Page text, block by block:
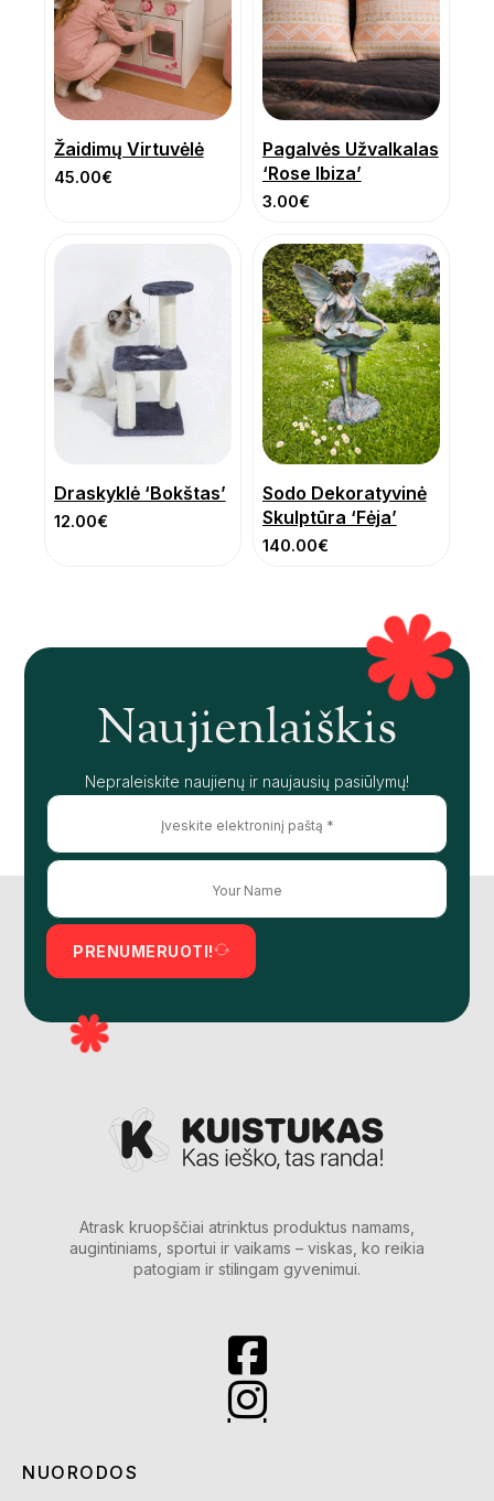
Žaidimų Virtuvėlė
45.00€
Pagalvės Užvalkalas
‘Rose Ibiza’
3.00€
Draskyklė ‘Bokštas’
12.00€
Sodo Dekoratyvinė
Skulptūra ‘Fėja’
140.00€
Naujienlaiškis
Nepraleiskite naujienų ir naujausių pasiūlymų!
PRENUMERUOTI!
Atrask kruopščiai atrinktus produktus namams,
augintiniams, sportui ir vaikams – viskas, ko reikia
patogiam ir stilingam gyvenimui.
NUORODOS